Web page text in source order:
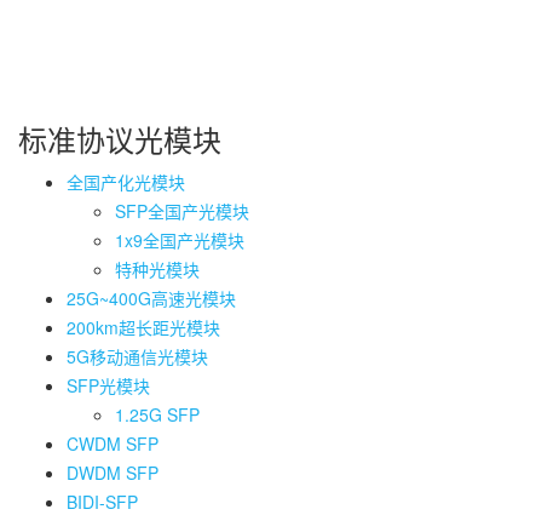
标准协议光模块
全国产化光模块
SFP全国产光模块
1x9全国产光模块
特种光模块
25G~400G高速光模块
200km超长距光模块
5G移动通信光模块
SFP光模块
1.25G SFP
CWDM SFP
DWDM SFP
BIDI-SFP